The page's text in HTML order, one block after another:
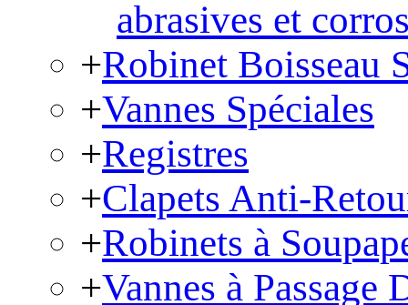
abrasives et
+Robinet Boisseau
+Vannes Spéciales
+Registres
+Clapets Anti-
+Robinets à
+Vannes à Passage